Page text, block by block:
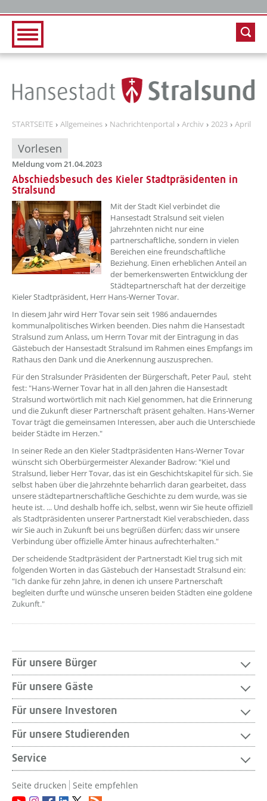
STARTSEITE Allgemeines Nachrichtenportal Archiv 2023 April
Vorlesen
Meldung vom 21.04.2023
Abschiedsbesuch des Kieler Stadtpräsidenten in
Stralsund
??? absaetzeOben[1]/titel ???
Mit der Stadt Kiel verbindet die
Hansestadt Stralsund seit vielen
Jahrzehnten nicht nur eine
partnerschaftliche, sondern in vielen
Bereichen eine freundschaftliche
Beziehung. Einen erheblichen Anteil an
der bemerkenswerten Entwicklung der
Städtepartnerschaft hat der derzeitige
Kieler Stadtpräsident, Herr Hans-Werner Tovar.
In diesem Jahr wird Herr Tovar sein seit 1986 andauerndes
kommunalpolitisches Wirken beenden. Dies nahm die Hansestadt
Stralsund zum Anlass, um Herrn Tovar mit der Eintragung in das
Gästebuch der Hansestadt Stralsund im Rahmen eines Empfangs im
Rathaus den Dank und die Anerkennung auszusprechen.
Für den Stralsunder Präsidenten der Bürgerschaft, Peter Paul, steht
fest: "Hans-Werner Tovar hat in all den Jahren die Hansestadt
Stralsund wortwörtlich mit nach Kiel genommen, hat die Erinnerung
und die Zukunft dieser Partnerschaft präsent gehalten. Hans-Werner
Tovar trägt die gemeinsamen Interessen, aber auch die Unterschiede
beider Städte im Herzen."
In seiner Rede an den Kieler Stadtpräsidenten Hans-Werner Tovar
wünscht sich Oberbürgermeister Alexander Badrow: "Kiel und
Stralsund, lieber Herr Tovar, das ist ein Geschichtskapitel für sich. Sie
selbst haben über die Jahrzehnte beharrlich daran gearbeitet, dass
unsere städtepartnerschaftliche Geschichte zu dem wurde, was sie
heute ist. ... Und deshalb hoffe ich, selbst, wenn wir Sie heute offiziell
als Stadtpräsidenten unserer Partnerstadt Kiel verabschieden, dass
wir Sie auch in Zukunft bei uns begrüßen dürfen; dass wir unsere
Verbindung über offizielle Ämter hinaus aufrechterhalten."
Der scheidende Stadtpräsident der Partnerstadt Kiel trug sich mit
folgenden Worten in das Gästebuch der Hansestadt Stralsund ein:
"Ich danke für zehn Jahre, in denen ich unsere Partnerschaft
begleiten durfte und wünsche unseren beiden Städten eine goldene
Zukunft."
Für unsere Bürger
Für unsere Gäste
Für unsere Investoren
Für unsere Studierenden
Service
Seite drucken Seite empfehlen